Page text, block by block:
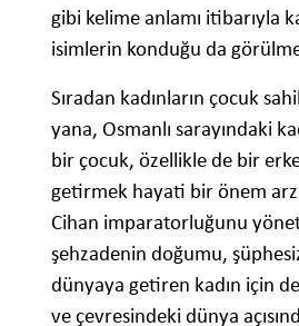
gibi kelime anlamı itibarıyla
isimlerin konduğu da
Sıradan kadınların çocuk
yana, Osmanlı sarayındaki
bir çocuk, özellikle de bir
getirmek hayati bir önem
Cihan imparatorluğunu
şehzadenin doğumu,
dünyaya getiren kadın için
ve çevresindeki dünya